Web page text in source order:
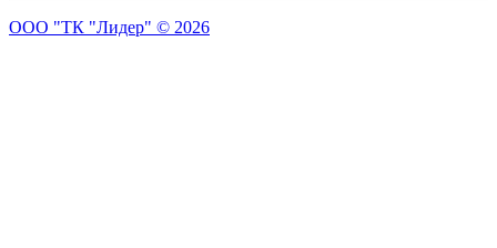
ООО "ТК "Лидер" © 2026